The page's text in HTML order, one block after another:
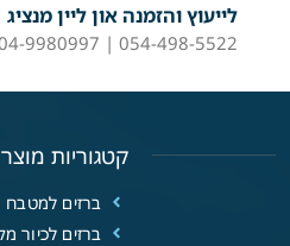
לייעוץ והזמנה און ליין מנציג
054-498-5522 | 04-9980997
קטגוריות
ברזים למטבח
ברזים לכיור